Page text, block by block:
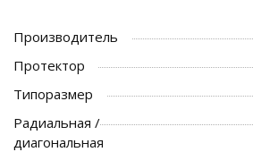
Производитель
Протектор
Типоразмер
Радиальная /
диагональная